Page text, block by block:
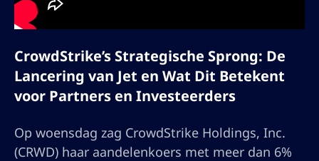
CrowdStrike’s Strategische Sprong: De
Lancering van Jet en Wat Dit Betekent
voor Partners en Investeerders
Op woensdag zag CrowdStrike Holdings, Inc.
(CRWD) haar aandelenkoers met meer dan 6%